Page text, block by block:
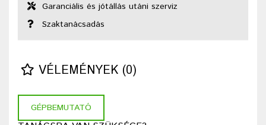
Garanciális és jótállás utáni szerviz
Szaktanácsadás
VÉLEMÉNYEK (0)
GÉPBEMUTATÓ